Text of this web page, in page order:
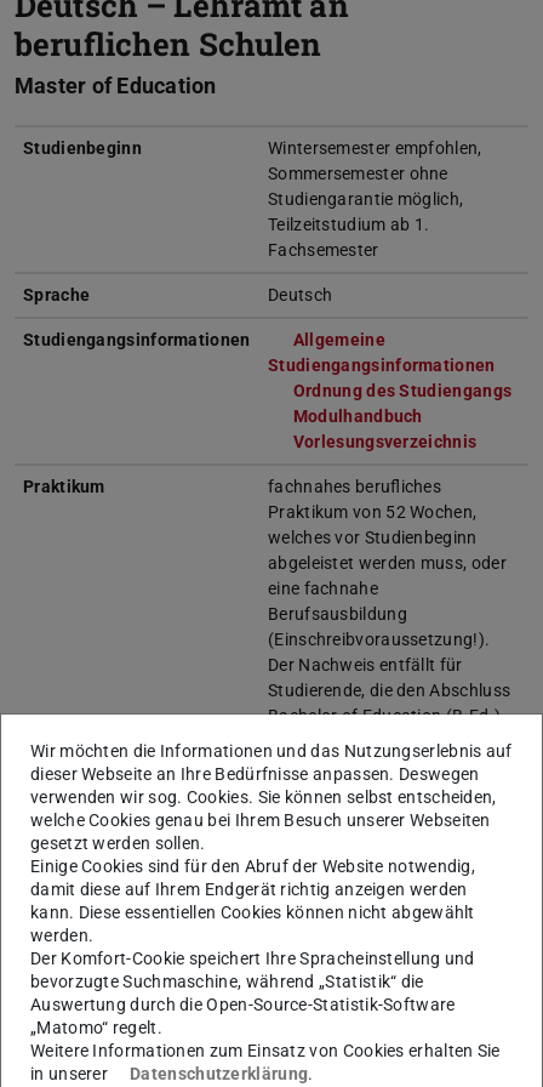
beruflichen Schulen
Master of Education
Studienbeginn
Wintersemester empfohlen,
Sommersemester ohne
Studiengarantie möglich,
Teilzeitstudium ab 1.
Fachsemester
Sprache Deutsch
Studiengangsinformationen
Allgemeine
Studiengangsinformationen
Ordnung des Studiengangs
Modulhandbuch
Vorlesungsverzeichnis
Praktikum
fachnahes berufliches
Praktikum von 52 Wochen,
welches vor Studienbeginn
abgeleistet werden muss, oder
eine fachnahe
Berufsausbildung
(Einschreibvoraussetzung!).
Der Nachweis entfällt für
Studierende, die den Abschluss
Bachelor of Education (B.Ed.)
an der TU Darmstadt erworben
haben
Praktikumsordnung(wird in
Anerkennung des
Thesis Frist:52 Wochen
Empfohlene Teilzeitstudienpläne ab
01.06.2025
6 Semester Studienplan 20 CP pro Semester
Wir möchten die Informationen und das Nutzungserlebnis auf
dieser Webseite an Ihre Bedürfnisse anpassen. Deswegen
verwenden wir sog. Cookies. Sie können selbst entscheiden,
welche Cookies genau bei Ihrem Besuch unserer Webseiten
gesetzt werden sollen.
Einige Cookies sind für den Abruf der Website notwendig,
damit diese auf Ihrem Endgerät richtig anzeigen werden
kann. Diese essentiellen Cookies können nicht abgewählt
werden.
Der Komfort-Cookie speichert Ihre Spracheinstellung und
bevorzugte Suchmaschine, während „Statistik“ die
Auswertung durch die Open-Source-Statistik-Software
„Matomo“ regelt.
Weitere Informationen zum Einsatz von Cookies erhalten Sie
in unserer
Datenschutzerklärung.